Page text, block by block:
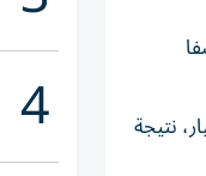
الصفا
2.5 مليار درهم، نتيجة 645 صفقة، توزعت على: المبيعات، بـ2.13 مليار، نتيجة
4